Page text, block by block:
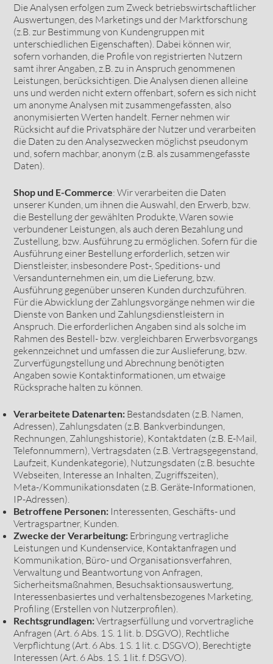
Die Analysen erfolgen zum Zweck betriebswirtschaftlicher
Auswertungen, des Marketings und der Marktforschung
(z.B. zur Bestimmung von Kundengruppen mit
unterschiedlichen Eigenschaften). Dabei können wir,
sofern vorhanden, die Profile von registrierten Nutzern
samt ihrer Angaben, z.B. zu in Anspruch genommenen
Leistungen, berücksichtigen. Die Analysen dienen alleine
uns und werden nicht extern offenbart, sofern es sich nicht
um anonyme Analysen mit zusammengefassten, also
anonymisierten Werten handelt. Ferner nehmen wir
Rücksicht auf die Privatsphäre der Nutzer und verarbeiten
die Daten zu den Analysezwecken möglichst pseudonym
und, sofern machbar, anonym (z.B. als zusammengefasste
Daten).
Shop und E-Commerce: Wir verarbeiten die Daten
unserer Kunden, um ihnen die Auswahl, den Erwerb, bzw.
die Bestellung der gewählten Produkte, Waren sowie
verbundener Leistungen, als auch deren Bezahlung und
Zustellung, bzw. Ausführung zu ermöglichen. Sofern für die
Ausführung einer Bestellung erforderlich, setzen wir
Dienstleister, insbesondere Post-, Speditions- und
Versandunternehmen ein, um die Lieferung, bzw.
Ausführung gegenüber unseren Kunden durchzuführen.
Für die Abwicklung der Zahlungsvorgänge nehmen wir die
Dienste von Banken und Zahlungsdienstleistern in
Anspruch. Die erforderlichen Angaben sind als solche im
Rahmen des Bestell- bzw. vergleichbaren Erwerbsvorgangs
gekennzeichnet und umfassen die zur Auslieferung, bzw.
Zurverfügungstellung und Abrechnung benötigten
Angaben sowie Kontaktinformationen, um etwaige
Rücksprache halten zu können.
Verarbeitete Datenarten: Bestandsdaten (z.B. Namen,
Adressen), Zahlungsdaten (z.B. Bankverbindungen,
Rechnungen, Zahlungshistorie), Kontaktdaten (z.B. E-Mail,
Telefonnummern), Vertragsdaten (z.B. Vertragsgegenstand,
Laufzeit, Kundenkategorie), Nutzungsdaten (z.B. besuchte
Webseiten, Interesse an Inhalten, Zugriffszeiten),
Meta-/Kommunikationsdaten (z.B. Geräte-Informationen,
IP-Adressen).
Betroffene Personen: Interessenten, Geschäfts- und
Vertragspartner, Kunden.
Zwecke der Verarbeitung: Erbringung vertragliche
Leistungen und Kundenservice, Kontaktanfragen und
Kommunikation, Büro- und Organisationsverfahren,
Verwaltung und Beantwortung von Anfragen,
Sicherheitsmaßnahmen, Besuchsaktionsauswertung,
Interessenbasiertes und verhaltensbezogenes Marketing,
Profiling (Erstellen von Nutzerprofilen).
Rechtsgrundlagen:Vertragserfüllung und vorvertragliche
Anfragen (Art. 6 Abs. 1 S. 1 lit. b. DSGVO), Rechtliche
Verpflichtung (Art. 6 Abs. 1 S. 1 lit. c. DSGVO), Berechtigte
Interessen (Art. 6 Abs. 1 S. 1 lit. f. DSGVO).